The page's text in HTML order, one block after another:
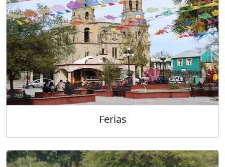
Ferias